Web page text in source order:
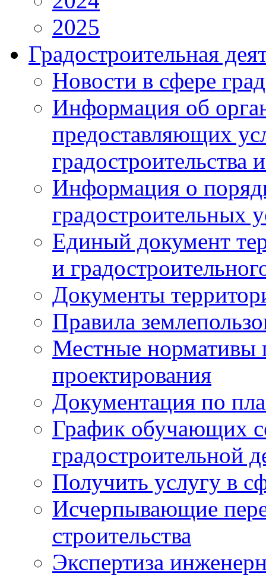
2025
Градостроительная
Новости в сфере
Информация об
предоставляющих
градостроительства
Информация о
градостроительных
Единый документ
и
Документы
Правила
Местные нормативы
проектирования
Документация по
График обучающих
градостроительной
Получить услугу в
Исчерпывающие
строительства
Экспертиза